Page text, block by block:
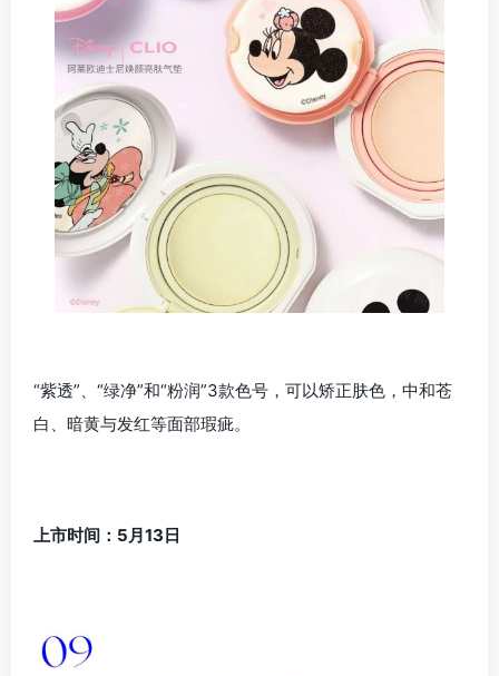
“紫透”、“绿净”和“粉润”3款色号，可以矫正肤色，中和苍
白、暗黄与发红等面部瑕疵。
上市时间：5月13日